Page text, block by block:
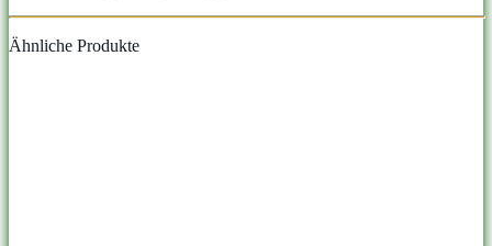
Ähnliche Produkte